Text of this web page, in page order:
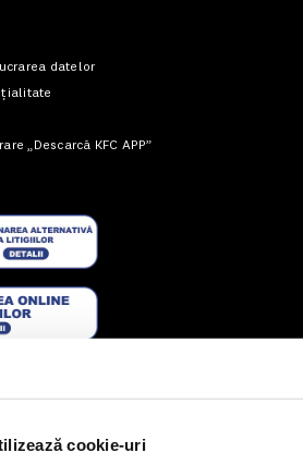
cookie-uri
datelor
„Descarcă KFC APP”